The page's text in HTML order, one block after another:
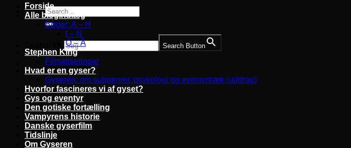
Search Button
Forside
Alle blogindlæg
Bøger: A – H
I – N
O – Å
Stephen King
Filmatiseringer
Hvad er en gyser?
Gyseren: om subgenrer, psykologi og eventyrtræk (uddrag)
Hvorfor fascineres vi af gyset?
Gys og eventyr
Den gotiske fortælling
Vampyrens historie
Danske gyserfilm
Tidslinje
Om Gyseren